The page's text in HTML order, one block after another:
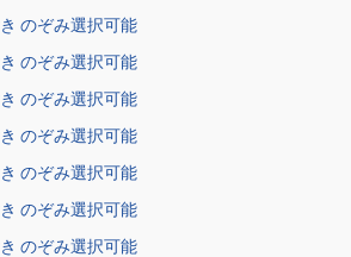
のぞみ選択可能
のぞみ選択可能
のぞみ選択可能
のぞみ選択可能
のぞみ選択可能
のぞみ選択可能
のぞみ選択可能